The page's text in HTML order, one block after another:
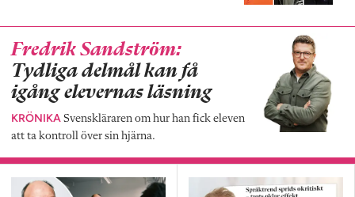
Fredrik Sandström:
Tydliga delmål kan få
igång elevernas läsning
KRÖNIKA Svenskläraren om hur han fick eleven
att ta kontroll över sin hjärna.